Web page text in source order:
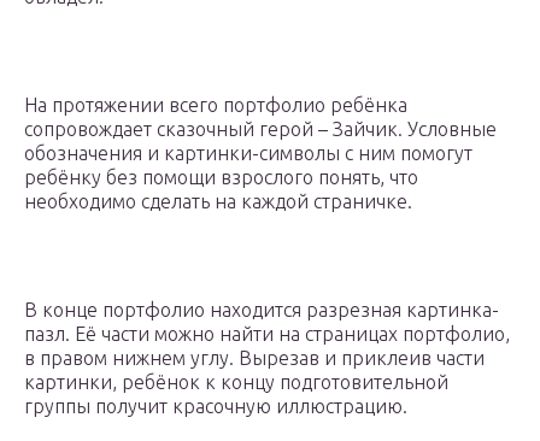
На протяжении всего портфолио ребёнка
сопровождает сказочный герой – Зайчик. Условные
обозначения и картинки-символы с ним помогут
ребёнку без помощи взрослого понять, что
необходимо сделать на каждой страничке.
В конце портфолио находится разрезная картинка-
пазл. Её части можно найти на страницах портфолио,
в правом нижнем углу. Вырезав и приклеив части
картинки, ребёнок к концу подготовительной
группы получит красочную иллюстрацию.